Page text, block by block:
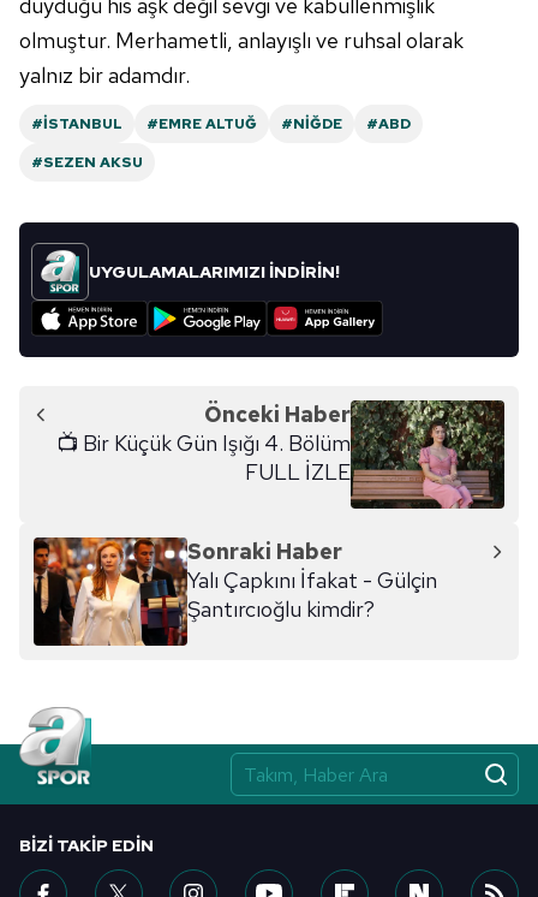
duyduğu his aşk değil sevgi ve kabullenmişlik
olmuştur. Merhametli, anlayışlı ve ruhsal olarak
yalnız bir adamdır.
#İSTANBUL #EMRE ALTUĞ #NIĞDE
#ABD
#SEZEN AKSU
UYGULAMALARIMIZI İNDİRİN!
Önceki Haber
📺 Bir Küçük Gün Işığı 4. Bölüm
FULL İZLE
Sonraki Haber
Yalı Çapkını İfakat - Gülçin
Şantırcıoğlu kimdir?
BIZI TAKIP EDIN